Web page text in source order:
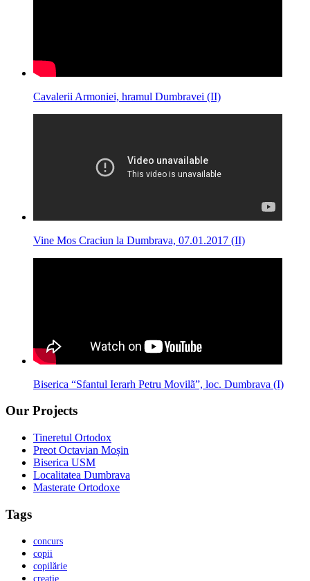
Cavalerii Armoniei, hramul Dumbravei (II)
Vine Mos Craciun la Dumbrava, 07.01.2017 (II)
Biserica “Sfantul Ierarh Petru Movilã”, loc. Dumbrava (I)
Our Projects
Tineretul Ortodox
Preot Octavian Moșin
Biserica USM
Localitatea Dumbrava
Masterate Ortodoxe
Tags
concurs
copii
copilărie
creație